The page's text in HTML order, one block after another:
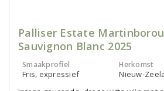
Palliser Estate
Sauvignon Blanc 2025
Smaakprofiel
Fris, expressief
Herkomst
Nieuw-